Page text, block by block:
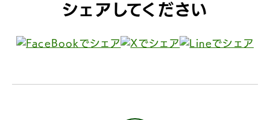
シェアしてください